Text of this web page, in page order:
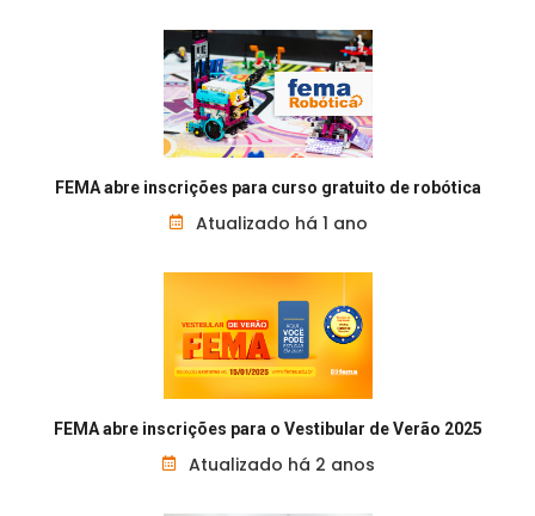
FEMA abre inscrições para curso gratuito de robótica
Atualizado há 1 ano
FEMA abre inscrições para o Vestibular de Verão 2025
Atualizado há 2 anos